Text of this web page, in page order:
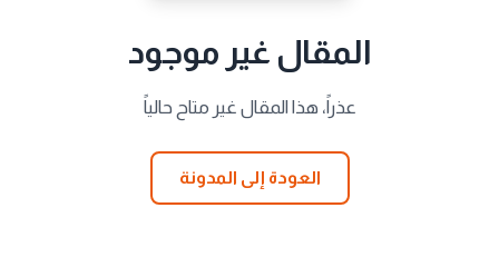
المقال غير موجود
عذراً، هذا المقال غير متاح حالياً
العودة إلى المدونة